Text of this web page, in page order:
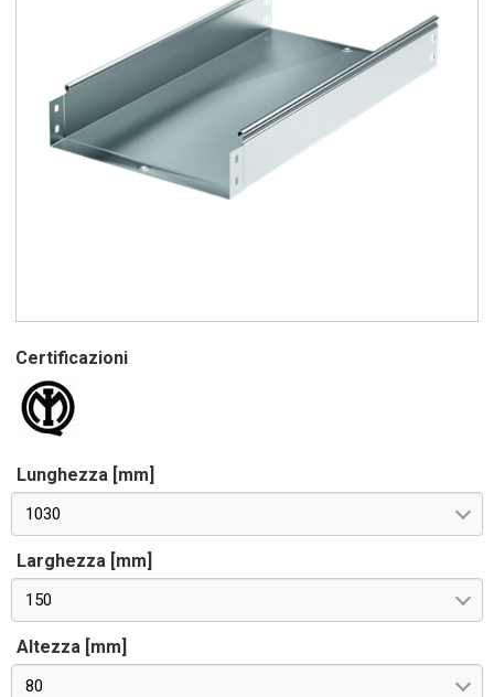
Certificazioni
Lunghezza [mm]
1030
Larghezza [mm]
150
Altezza [mm]
80